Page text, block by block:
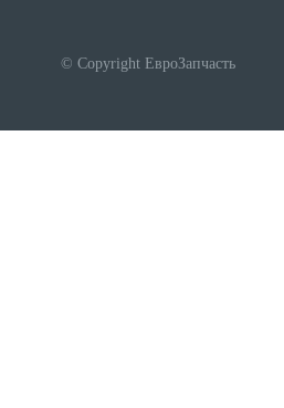
© Copyright ЕвроЗапчасть